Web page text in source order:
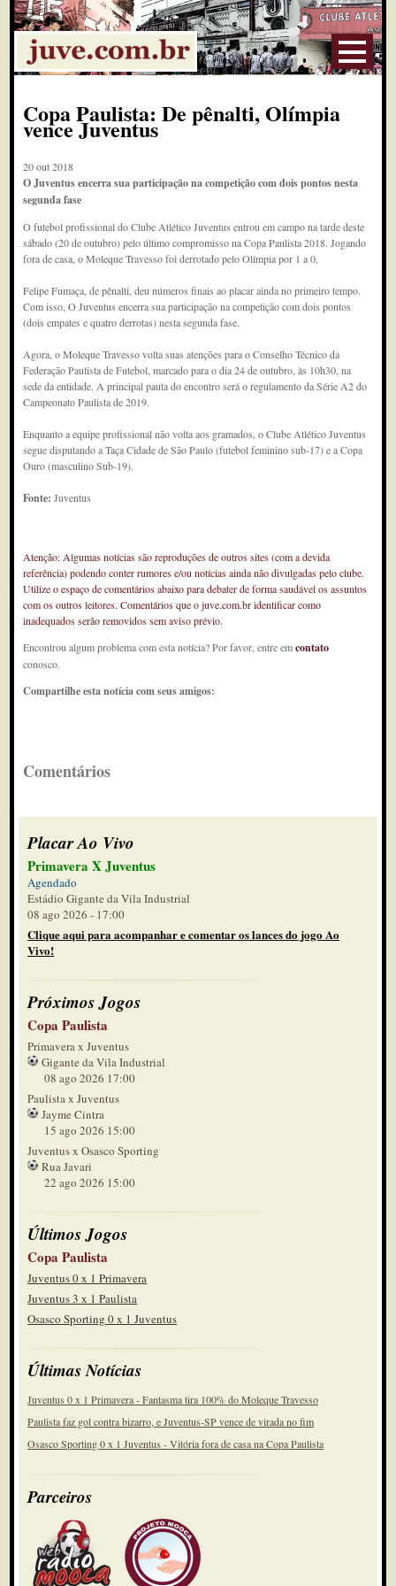
Copa Paulista: De pênalti, Olímpia
vence Juventus
20 out 2018
O Juventus encerra sua participação na competição com dois pontos nesta
segunda fase
O futebol profissional do Clube Atlético Juventus entrou em campo na tarde deste
sábado (20 de outubro) pelo último compromisso na Copa Paulista 2018. Jogando
fora de casa, o Moleque Travesso foi derrotado pelo Olímpia por 1 a 0.
Felipe Fumaça, de pênalti, deu números finais ao placar ainda no primeiro tempo.
Com isso, O Juventus encerra sua participação na competição com dois pontos
(dois empates e quatro derrotas) nesta segunda fase.
Agora, o Moleque Travesso volta suas atenções para o Conselho Técnico da
Federação Paulista de Futebol, marcado para o dia 24 de outubro, às 10h30, na
sede da entidade. A principal pauta do encontro será o regulamento da Série A2 do
Campeonato Paulista de 2019.
Enquanto a equipe profissional não volta aos gramados, o Clube Atlético Juventus
segue disputando a Taça Cidade de São Paulo (futebol feminino sub-17) e a Copa
Ouro (masculino Sub-19).
Fonte:Juventus
Atenção: Algumas notícias são reproduções de outros sites (com a devida
referência) podendo conter rumores e/ou notícias ainda não divulgadas pelo clube.
Utilize o espaço de comentários abaixo para debater de forma saudável os assuntos
com os outros leitores. Comentários que o juve.com.br identificar como
inadequados serão removidos sem aviso prévio.
Encontrou algum problema com esta notícia? Por favor, entre emcontato
conosco.
Compartilhe esta notícia com seus amigos:
Comentários
Placar Ao Vivo
Primavera X Juventus
Agendado
Estádio Gigante da Vila Industrial
08 ago 2026 - 17:00
Clique aqui para acompanhar e comentar os lances do jogo Ao
Vivo!
Próximos Jogos
Copa Paulista
Primavera x Juventus
Gigante da Vila Industrial
08 ago 2026 17:00
Paulista x Juventus
Jayme Cintra
15 ago 2026 15:00
Juventus x Osasco Sporting
Rua Javari
22 ago 2026 15:00
Últimos Jogos
Copa Paulista
Juventus 0 x 1 Primavera
Juventus 3 x 1 Paulista
Osasco Sporting 0 x 1 Juventus
Últimas Notícias
Juventus 0 x 1 Primavera - Fantasma tira 100% do Moleque Travesso
Paulista faz gol contra bizarro, e Juventus-SP vence de virada no fim
Osasco Sporting 0 x 1 Juventus - Vitória fora de casa na Copa Paulista
Parceiros